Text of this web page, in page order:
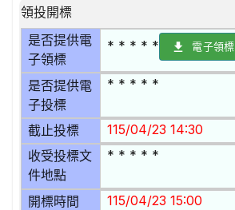
領投開標
是否提供電
子領標
* * * * * 電子領標
是否提供電
子投標
* * * * *
截止投標 115/04/23 14:30
收受投標文
件地點
* * * * *
開標時間 115/04/23 15:00